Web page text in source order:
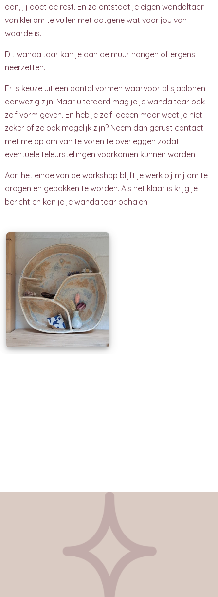
aan, jij doet de rest. En zo ontstaat je eigen wandaltaar
van klei om te vullen met datgene wat voor jou van
waarde is.
Dit wandaltaar kan je aan de muur hangen of ergens
neerzetten.
Er is keuze uit een aantal vormen waarvoor al sjablonen
aanwezig zijn. Maar uiteraard mag je je wandaltaar ook
zelf vorm geven. En heb je zelf ideeën maar weet je niet
zeker of ze ook mogelijk zijn? Neem dan gerust contact
met me op om van te voren te overleggen zodat
eventuele teleurstellingen voorkomen kunnen worden.
Aan het einde van de workshop blijft je werk bij mij om te
drogen en gebakken te worden. Als het klaar is krijg je
bericht en kan je je wandaltaar ophalen.